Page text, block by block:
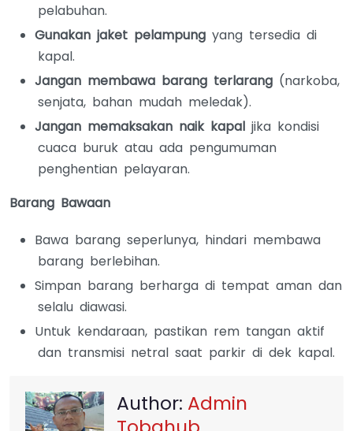
pelabuhan.
Gunakan jaket pelampung yang tersedia di
kapal.
Jangan membawa barang terlarang (narkoba,
senjata, bahan mudah meledak).
Jangan memaksakan naik kapal jika kondisi
cuaca buruk atau ada pengumuman
penghentian pelayaran.
Barang Bawaan
Bawa barang seperlunya, hindari membawa
barang berlebihan.
Simpan barang berharga di tempat aman dan
selalu diawasi.
Untuk kendaraan, pastikan rem tangan aktif
dan transmisi netral saat parkir di dek kapal.
Author: Admin